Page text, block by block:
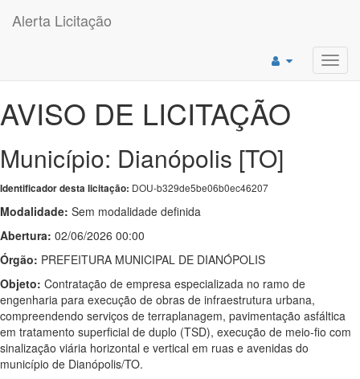
Alerta Licitação
AVISO DE LICITAÇÃO
Município: Dianópolis [TO]
Identificador desta licitação: DOU-b329de5be06b0ec46207
Modalidade: Sem modalidade definida
Abertura: 02/06/2026 00:00
Órgão: PREFEITURA MUNICIPAL DE DIANÓPOLIS
Objeto: Contratação de empresa especializada no ramo de
engenharia para execução de obras de infraestrutura urbana,
compreendendo serviços de terraplanagem, pavimentação asfáltica
em tratamento superficial de duplo (TSD), execução de meio-fio com
sinalização viária horizontal e vertical em ruas e avenidas do
município de Dianópolis/TO.